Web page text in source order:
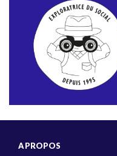
A PROPOS